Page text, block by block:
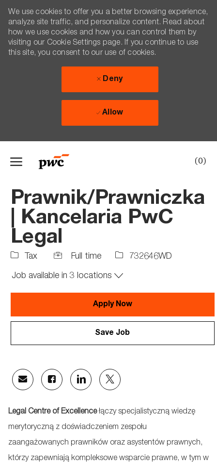
(0)
We use cookies to offer you a better browsing experience,
analyze site traffic, and personalize content. Read about
how we use cookies and how you can control them by
visiting our Cookie Settings page. If you continue to use
this site, you consent to our use of cookies.
Deny
Allow
Prawnik/Prawniczka
| Kancelaria PwC
Legal
Tax
Job
Type
Full time
Job 732646WD
Job available in 3 locations
Apply Now
Save Job
Share
via
email
Share
via
Facebook
Share
via
LinkedIn
Share
via
twitter
Legal Centre of Excellencełączy specjalistyczną wiedzę
merytoryczną z doświadczeniem zespołu
zaangażowanych prawników oraz asystentów prawnych,
którzy zapewniają kompleksowe wsparcie prawne, w tym w